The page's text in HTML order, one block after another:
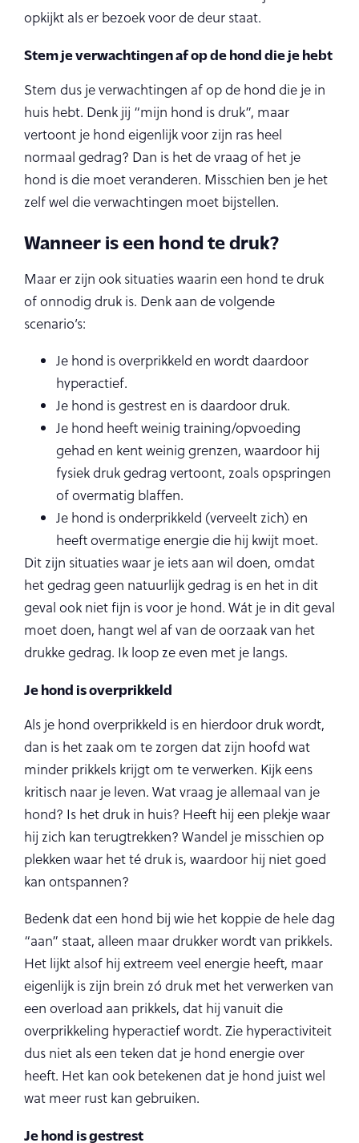
opkijkt als er bezoek voor de deur staat.
Stem je verwachtingen af op de hond die je hebt
Stem dus je verwachtingen af op de hond die je in
huis hebt. Denk jij “mijn hond is druk”, maar
vertoont je hond eigenlijk voor zijn ras heel
normaal gedrag? Dan is het de vraag of het je
hond is die moet veranderen. Misschien ben je het
zelf wel die verwachtingen moet bijstellen.
Wanneer is een hond te druk?
Maar er zijn ook situaties waarin een hond te druk
of onnodig druk is. Denk aan de volgende
scenario’s:
Je hond is overprikkeld en wordt daardoor
hyperactief.
Je hond is gestrest en is daardoor druk.
Je hond heeft weinig training/opvoeding
gehad en kent weinig grenzen, waardoor hij
fysiek druk gedrag vertoont, zoals opspringen
of overmatig blaffen.
Je hond is onderprikkeld (verveelt zich) en
heeft overmatige energie die hij kwijt moet.
Dit zijn situaties waar je iets aan wil doen, omdat
het gedrag geen natuurlijk gedrag is en het in dit
geval ook niet fijn is voor je hond. Wát je in dit geval
moet doen, hangt wel af van de oorzaak van het
drukke gedrag. Ik loop ze even met je langs.
Je hond is overprikkeld
Als je hond overprikkeld is en hierdoor druk wordt,
dan is het zaak om te zorgen dat zijn hoofd wat
minder prikkels krijgt om te verwerken. Kijk eens
kritisch naar je leven. Wat vraag je allemaal van je
hond? Is het druk in huis? Heeft hij een plekje waar
hij zich kan terugtrekken? Wandel je misschien op
plekken waar het té druk is, waardoor hij niet goed
kan ontspannen?
Bedenk dat een hond bij wie het koppie de hele dag
“aan” staat, alleen maar drukker wordt van prikkels.
Het lijkt alsof hij extreem veel energie heeft, maar
eigenlijk is zijn brein zó druk met het verwerken van
een overload aan prikkels, dat hij vanuit die
overprikkeling hyperactief wordt. Zie hyperactiviteit
dus niet als een teken dat je hond energie over
heeft. Het kan ook betekenen dat je hond juist wel
wat meer rust kan gebruiken.
Je hond is gestrest